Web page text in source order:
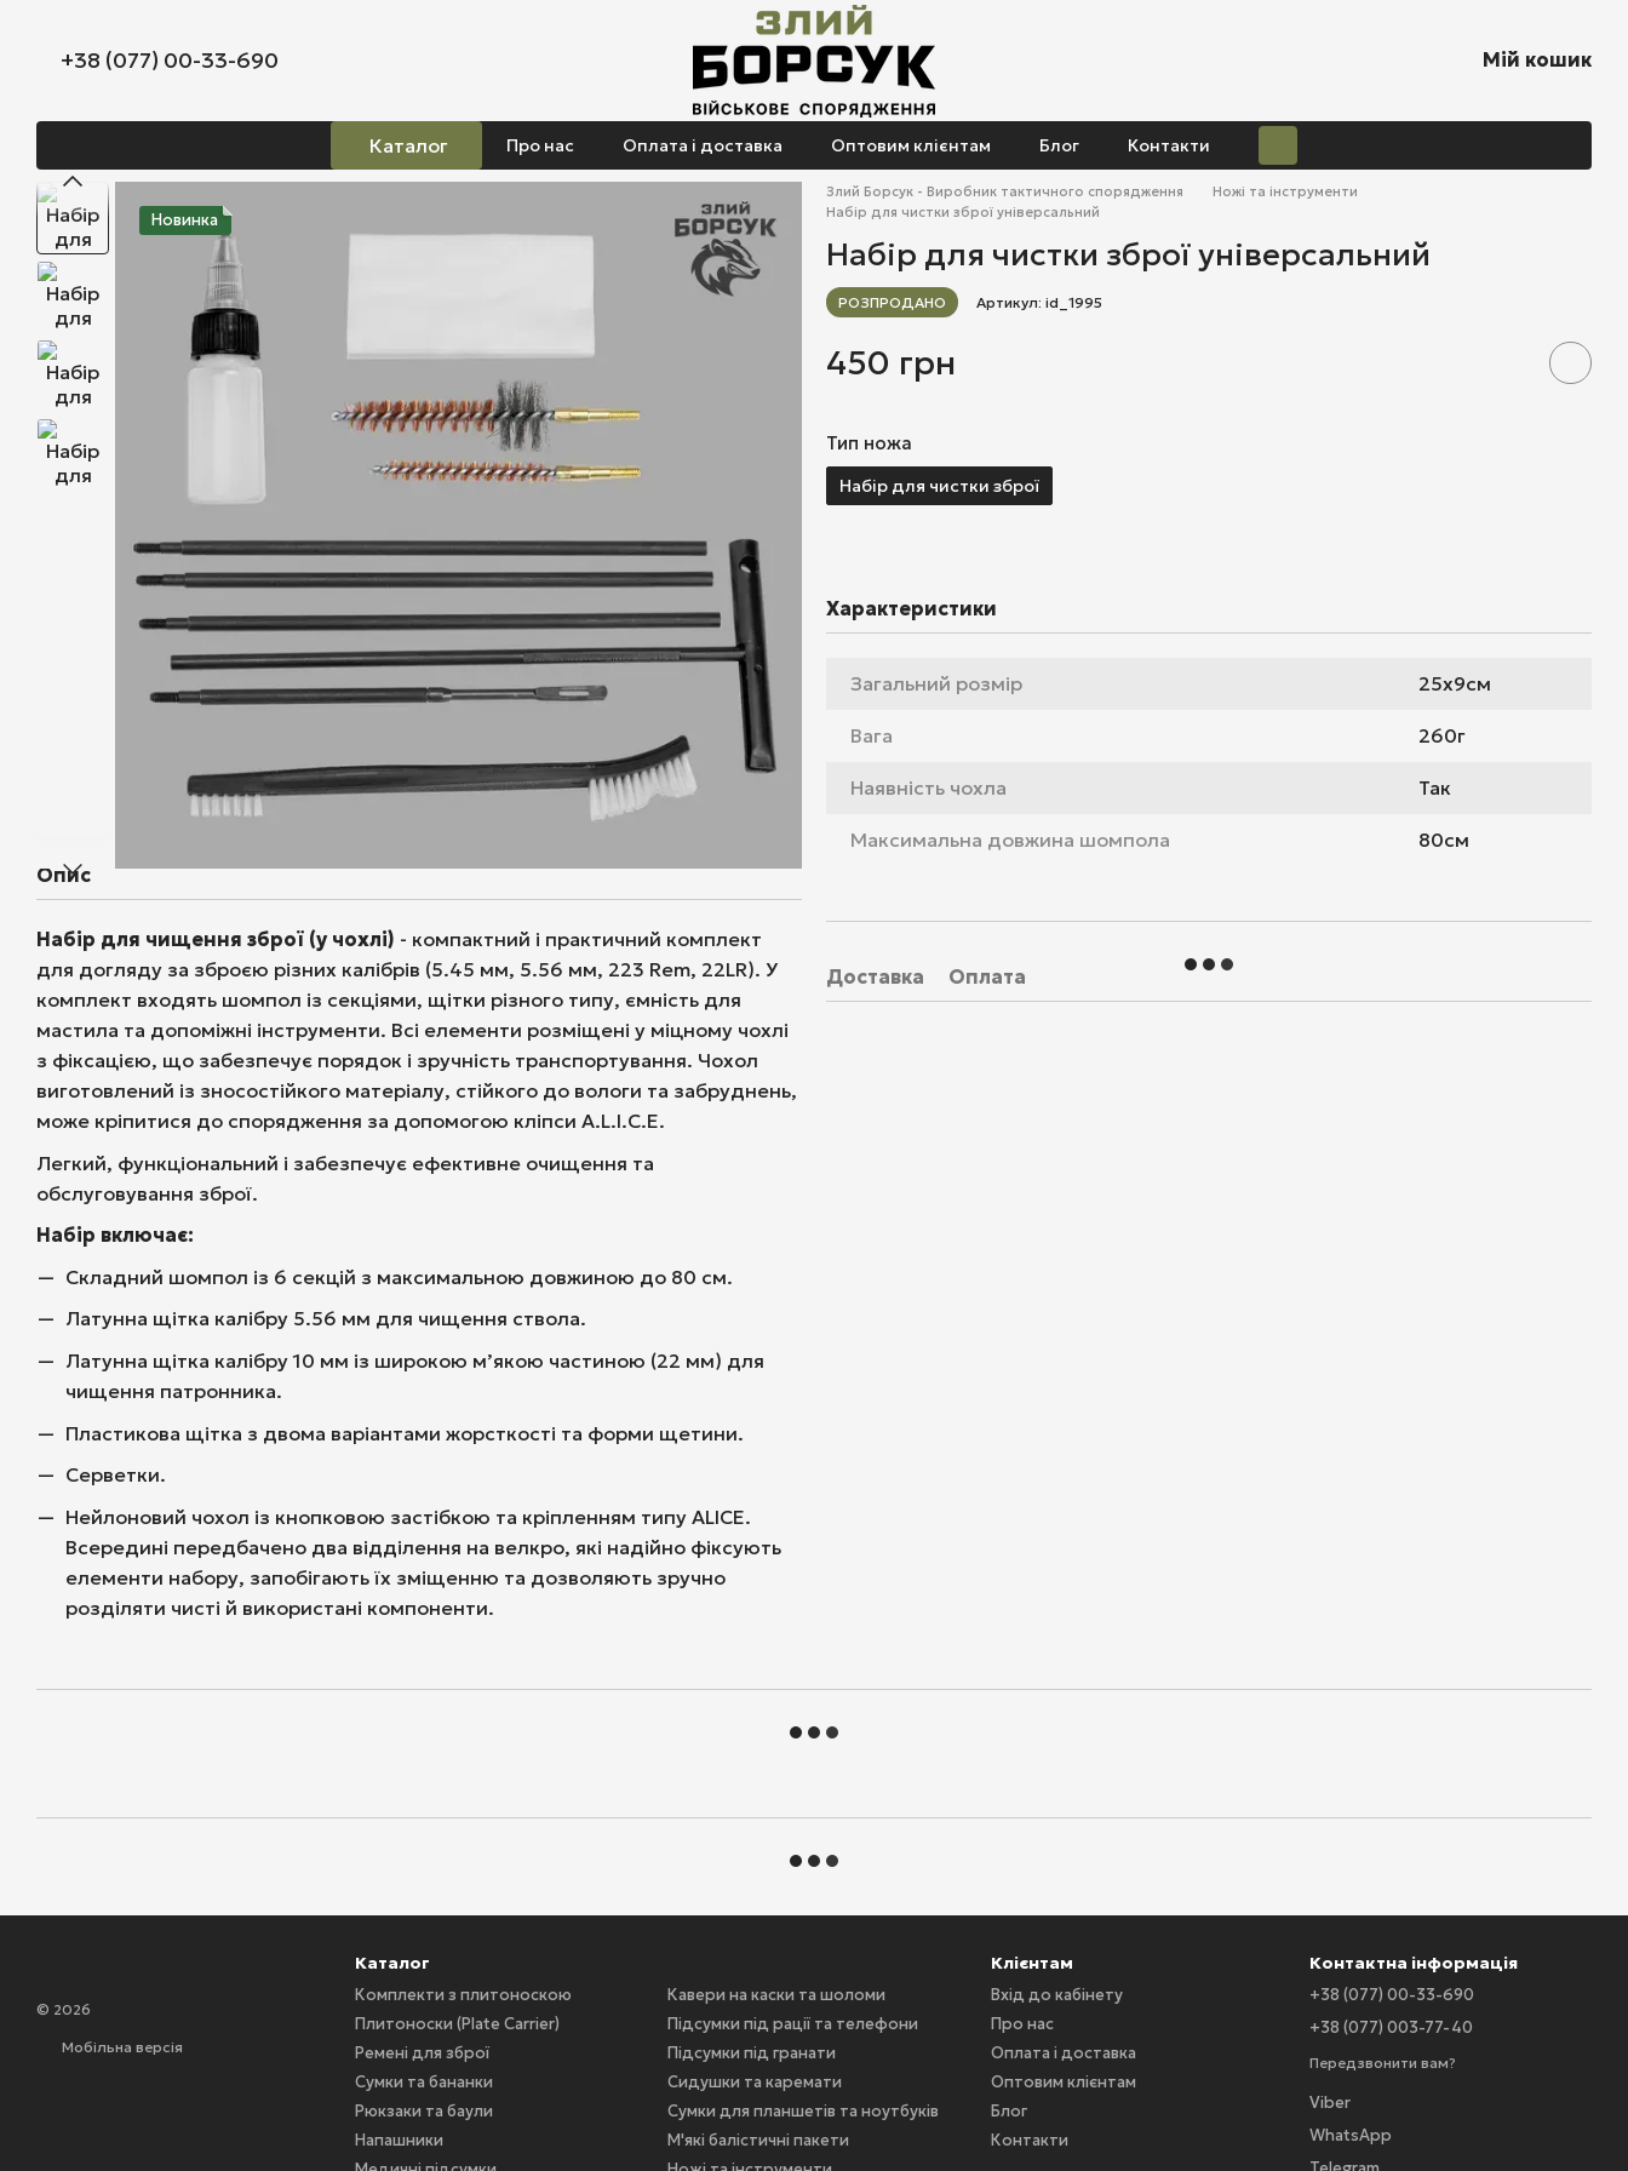
+38 (077) 00-33-690 Мій кошик
Каталог Про нас Оплата і доставка Оптовим клієнтам Блог Контакти
Новинка
Опис
Набір для чищення зброї (у чохлі) - компактний і практичний комплект
для догляду за зброєю різних калібрів (5.45 мм, 5.56 мм, 223 Rem, 22LR). У
комплект входять шомпол із секціями, щітки різного типу, ємність для
мастила та допоміжні інструменти. Всі елементи розміщені у міцному чохлі
з фіксацією, що забезпечує порядок і зручність транспортування. Чохол
виготовлений із зносостійкого матеріалу, стійкого до вологи та забруднень,
може кріпитися до спорядження за допомогою кліпси A.L.I.C.E.
Легкий, функціональний і забезпечує ефективне очищення та
обслуговування зброї.
Набір включає:
Складний шомпол із 6 секцій з максимальною довжиною до 80 см.
Латунна щітка калібру 5.56 мм для чищення ствола.
Латунна щітка калібру 10 мм із широкою м’якою частиною (22 мм) для
чищення патронника.
Пластикова щітка з двома варіантами жорсткості та форми щетини.
Серветки.
Нейлоновий чохол із кнопковою застібкою та кріпленням типу ALICE.
Всередині передбачено два відділення на велкро, які надійно фіксують
елементи набору, запобігають їх зміщенню та дозволяють зручно
розділяти чисті й використані компоненти.
Злий Борсук - Виробник тактичного спорядження
Ножі та інструменти
Набір для чистки зброї універсальний
Набір для чистки зброї універсальний
РОЗПРОДАНО Артикул: id_1995
450 грн
Тип ножа
Набір для чистки зброї
Характеристики
Загальний розмір 25х9см
Вага 260г
Наявність чохла Так
Максимальна довжина шомпола 80см
Доставка Оплата
© 2026
Мобільна версія
Каталог
Комплекти з плитоноскою
Плитоноски (Plate Carrier)
Ремені для зброї
Сумки та бананки
Рюкзаки та баули
Напашники
Кавери на каски та шоломи
Підсумки під рації та телефони
Підсумки під гранати
Сидушки та каремати
Сумки для планшетів та ноутбуків
М'які балістичні пакети
Клієнтам
Вхід до кабінету
Про нас
Оплата і доставка
Оптовим клієнтам
Блог
Контакти
Контактна інформація
+38 (077) 00-33-690
+38 (077) 003-77-40
Передзвонити вам?
Viber
WhatsApp